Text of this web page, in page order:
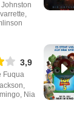
3,9
Fuqua
Nia